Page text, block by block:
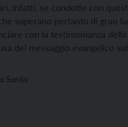
infatti, se condotte con
superano pertanto di gran
con la testimonianza
del messaggio evangelico
Santa